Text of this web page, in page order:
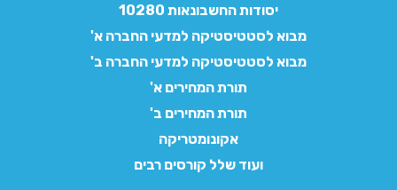
יסודות החשבונאות 10280
מבוא לסטטיסטיקה למדעי החברה א'
מבוא לסטטיסטיקה למדעי החברה ב'
תורת המחירים א'
תורת המחירים ב'
אקונומטריקה
ועוד שלל קורסים רבים